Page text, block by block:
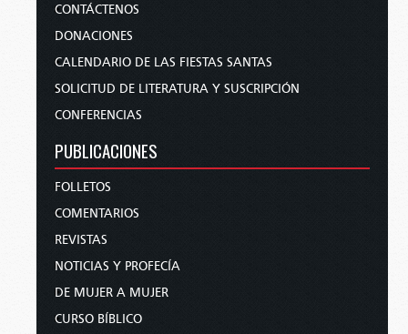
CONTÁCTENOS
DONACIONES
CALENDARIO DE LAS FIESTAS SANTAS
SOLICITUD DE LITERATURA Y SUSCRIPCIÓN
CONFERENCIAS
PUBLICACIONES
FOLLETOS
COMENTARIOS
REVISTAS
NOTICIAS Y PROFECÍA
DE MUJER A MUJER
CURSO BÍBLICO